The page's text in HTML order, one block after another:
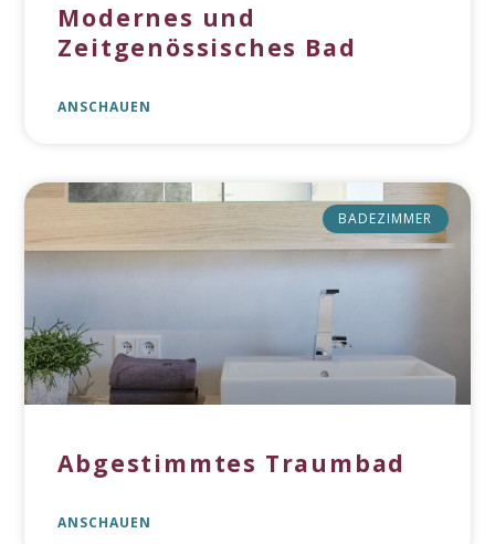
Modernes und
Zeitgenössisches Bad
ANSCHAUEN
BADEZIMMER
Abgestimmtes Traumbad
ANSCHAUEN